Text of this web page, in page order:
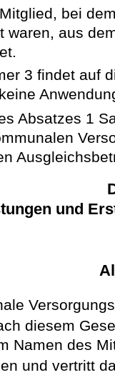
bei
waren, aus
3 findet auf
Absatzes 1
und
diesem
Namen des
und vertritt